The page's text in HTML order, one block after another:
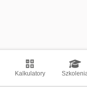
Kalkulatory